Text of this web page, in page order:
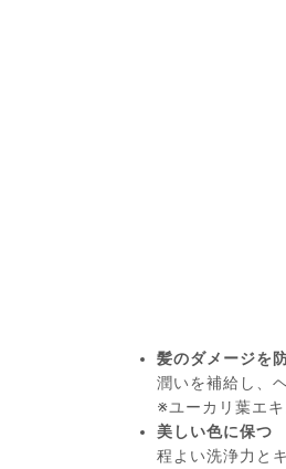
髪のダメージを
潤いを補給し、
※ユーカリ葉エ
美しい色に保つ
程よい洗浄力と